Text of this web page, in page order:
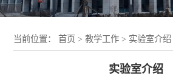
当前位置：首页 >教学工作 > 实验室介绍
实验室介绍